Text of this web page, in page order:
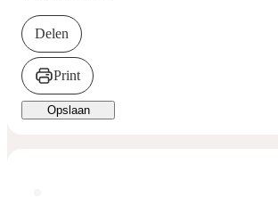
Delen
Print
Opslaan